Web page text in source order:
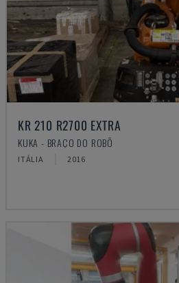
KR 210 R2700 EXTRA
KUKA - BRAÇO DO ROBÔ
ITÁLIA 2016